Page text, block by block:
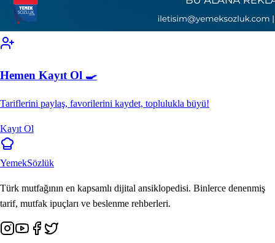
Hemen Kayıt Ol 🍳
Tariflerini paylaş, favorilerini kaydet, toplulukla büyü!
Kayıt Ol
YemekSözlük
Türk mutfağının en kapsamlı dijital ansiklopedisi. Binlerce denenmiş
tarif, mutfak ipuçları ve beslenme rehberleri.